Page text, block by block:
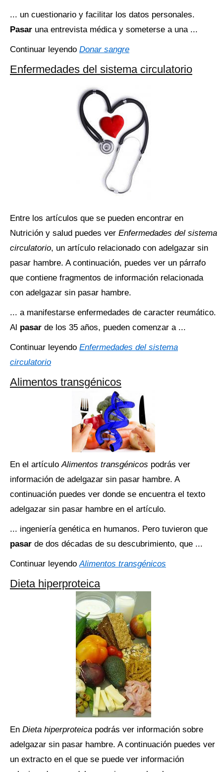
... un cuestionario y facilitar los datos personales.
Pasar una entrevista médica y someterse a una ...
Continuar leyendo Donar sangre
Enfermedades del sistema circulatorio
Entre los artículos que se pueden encontrar en
Nutrición y salud puedes ver Enfermedades del sistema
circulatorio, un artículo relacionado con adelgazar sin
pasar hambre. A continuación, puedes ver un párrafo
que contiene fragmentos de información relacionada
con adelgazar sin pasar hambre.
... a manifestarse enfermedades de caracter reumático.
Al pasar de los 35 años, pueden comenzar a ...
Continuar leyendo Enfermedades del sistema
circulatorio
Alimentos transgénicos
En el artículoAlimentos transgénicos podrás ver
información de adelgazar sin pasar hambre. A
continuación puedes ver donde se encuentra el texto
adelgazar sin pasar hambre en el artículo.
... ingeniería genética en humanos. Pero tuvieron que
pasar de dos décadas de su descubrimiento, que ...
Continuar leyendoAlimentos transgénicos
Dieta hiperproteica
En Dieta hiperproteica podrás ver información sobre
adelgazar sin pasar hambre. A continuación puedes ver
un extracto en el que se puede ver información